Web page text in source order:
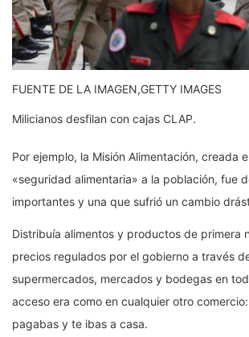
FUENTE DE LA IMAGEN,GETTY IMAGES
Milicianos desfilan con cajas CLAP.
Por ejemplo, la Misión Alimentación, creada
«seguridad alimentaria» a la población, fue
importantes y una que sufrió un cambio
Distribuía alimentos y productos de primera
precios regulados por el gobierno a través
supermercados, mercados y bodegas en
acceso era como en cualquier otro
pagabas y te ibas a casa.